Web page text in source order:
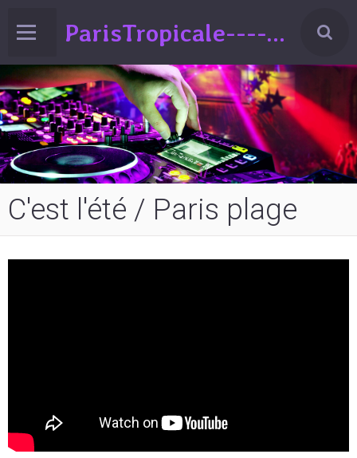
ParisTropicale-------Liberté-Egalité-Variété!!!(spectacle de Variéts Musique & Humour-sur la France-ed°2024
C'est l'été / Paris plage